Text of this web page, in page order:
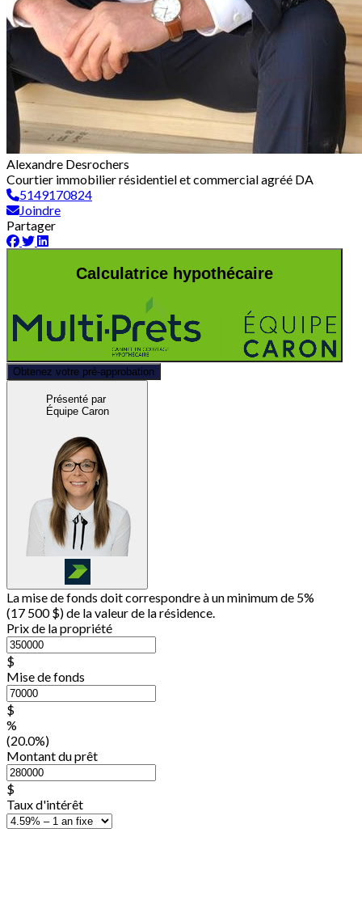
Alexandre Desrochers
Courtier immobilier résidentiel et commercial agréé DA
5149170824
Joindre
Partager
Calculatrice hypothécaire
Obtenez votre pré-approbation
Présenté par
Équipe Caron
La mise de fonds doit correspondre à un minimum de 5%
(17 500 $) de la valeur de la résidence.
Prix de la propriété
$
Mise de fonds
$
%
(20.0%)
Montant du prêt
$
Taux d'intérêt